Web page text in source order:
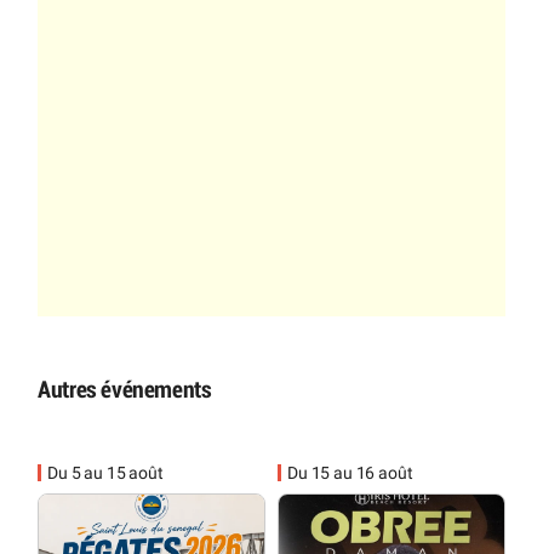
Autres événements
Du 5 au 15 août Du 15 au 16 août